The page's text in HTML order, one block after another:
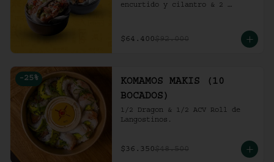
encurtido y cilantro & 2
picante en bao buns.
$64.400$92.000
-25 %
KOMAMOS MAKIS (10
BOCADOS)
1/2 Dragon & 1/2 ACV Roll de
Langostinos.
$36.350$48.500